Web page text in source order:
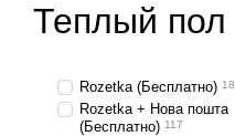
Теплый пол
Rozetka (Бесплатно) 18
Rozetka + Нова пошта
(Бесплатно) 117